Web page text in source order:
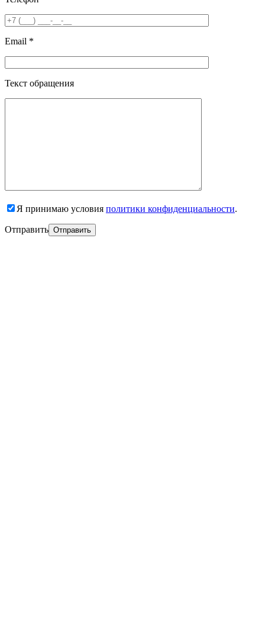
Email *
Текст обращения
Я принимаю условия политики конфиденциальности.
Отправить